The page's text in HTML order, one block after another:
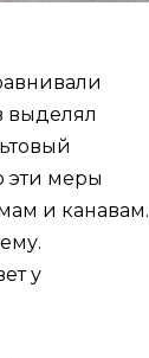
выделял
эти меры
и канавам.
у